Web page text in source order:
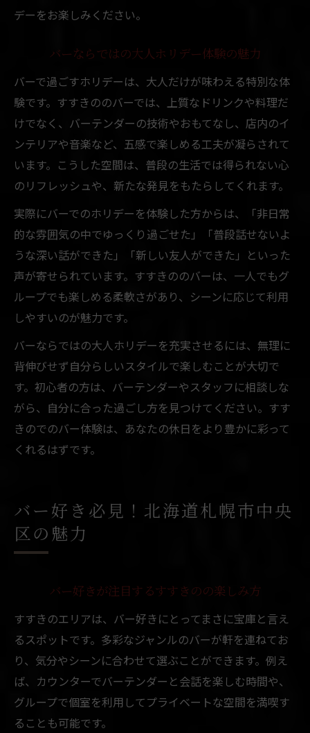
デーをお楽しみください。
バーならではの大人ホリデー体験の魅力
バーで過ごすホリデーは、大人だけが味わえる特別な体
験です。すすきののバーでは、上質なドリンクや料理だ
けでなく、バーテンダーの技術やおもてなし、店内のイ
ンテリアや音楽など、五感で楽しめる工夫が凝らされて
います。こうした空間は、普段の生活では得られない心
のリフレッシュや、新たな発見をもたらしてくれます。
実際にバーでのホリデーを体験した方からは、「非日常
的な雰囲気の中でゆっくり過ごせた」「普段話せないよ
うな深い話ができた」「新しい友人ができた」といった
声が寄せられています。すすきののバーは、一人でもグ
ループでも楽しめる柔軟さがあり、シーンに応じて利用
しやすいのが魅力です。
バーならではの大人ホリデーを充実させるには、無理に
背伸びせず自分らしいスタイルで楽しむことが大切で
す。初心者の方は、バーテンダーやスタッフに相談しな
がら、自分に合った過ごし方を見つけてください。すす
きのでのバー体験は、あなたの休日をより豊かに彩って
くれるはずです。
バー好き必見！北海道札幌市中央
区の魅力
バー好きが注目するすすきのの楽しみ方
すすきのエリアは、バー好きにとってまさに宝庫と言え
るスポットです。多彩なジャンルのバーが軒を連ねてお
り、気分やシーンに合わせて選ぶことができます。例え
ば、カウンターでバーテンダーと会話を楽しむ時間や、
グループで個室を利用してプライベートな空間を満喫す
ることも可能です。